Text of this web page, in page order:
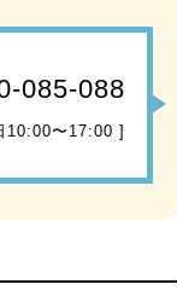
085-088
10:00〜17:00 ]